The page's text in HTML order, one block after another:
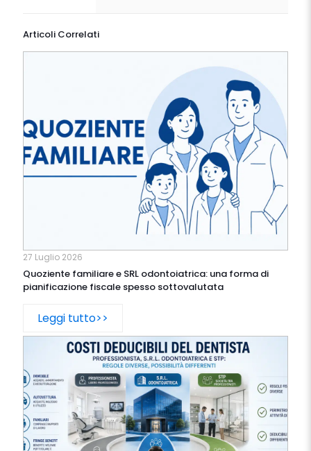
Articoli Correlati
27 Luglio 2026
Quoziente familiare e SRL odontoiatrica: una forma di
pianificazione fiscale spesso sottovalutata
Leggi tutto>>